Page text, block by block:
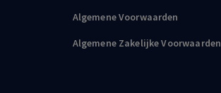
Algemene Voorwaarden
Algemene Zakelijke Voorwaarden